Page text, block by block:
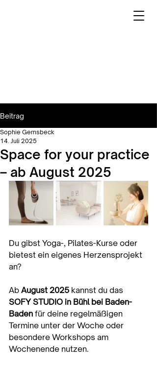
Beitrag
Space for your practice
– ab August 2025
Sophie Gernsbeck
14. Juli 2025
Du gibst Yoga-, Pilates-Kurse oder
bietest ein eigenes Herzensprojekt
an?
Ab August 2025 kannst du das
SOFY STUDIO in Bühl bei Baden-
Baden für deine regelmäßigen
Termine unter der Woche oder
besondere Workshops am
Wochenende nutzen.